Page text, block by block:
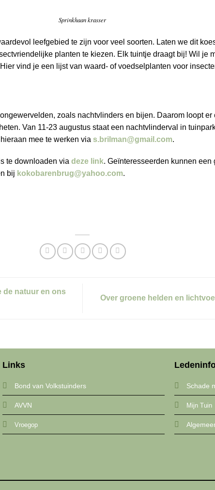
Sprinkhaan krasser
leefgebied te zijn voor veel soorten. Laten we dit
planten te kiezen. Elk tuintje draagt bij! Wil je
vind je een lijst van waard- of voedselplanten voor
zoals nachtvlinders en bijen. Daarom loopt er
Van 11-23 augustus staat een nachtvlinderval in
mee te werken via s.brilman@gmail.com.
te downloaden via deze link. Geïnteresseerden kunnen een
bij kokobarenbrug@yahoo.com.
de natuur en ons
Over groene helden en
Links
Bond van Volkstuinders
AVVN
Vroegop
Schade
Mijn Tuin